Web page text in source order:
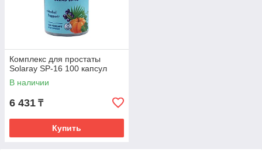
Комплекс для простаты
Solaray SP-16 100 капсул
В наличии
6 431 ₸
Купить